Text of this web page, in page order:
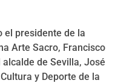
el presidente de la
Arte Sacro, Francisco
alcalde de Sevilla, José
y Deporte de la